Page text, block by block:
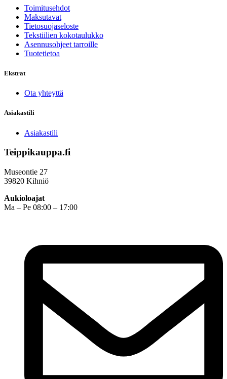
Toimitusehdot
Maksutavat
Tietosuojaseloste
Tekstiilien kokotaulukko
Asennusohjeet tarroille
Tuotetietoa
Ekstrat
Ota yhteyttä
Asiakastili
Asiakastili
Teippikauppa.fi
Museontie 27
39820 Kihniö
Aukioloajat
Ma – Pe 08:00 – 17:00